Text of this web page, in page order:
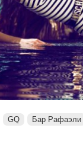
GQ Бар Рафаэли